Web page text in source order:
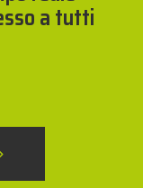
a tutti